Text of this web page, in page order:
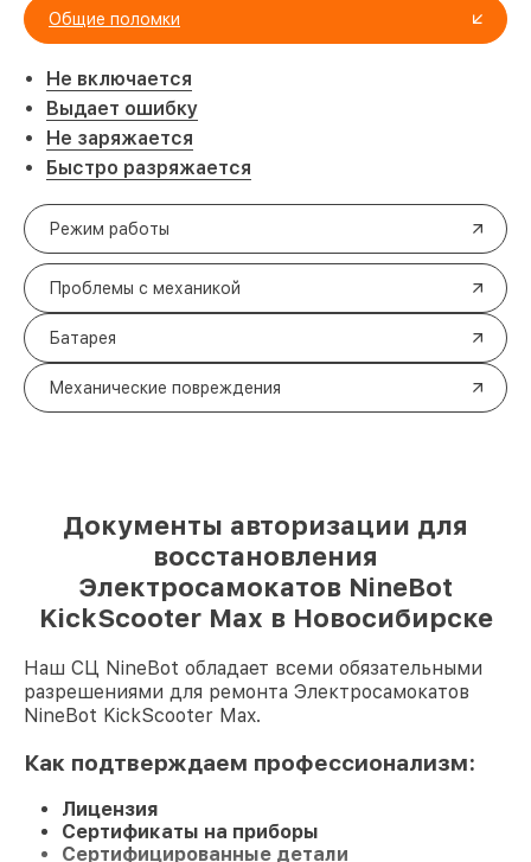
Общие поломки
Не включается
Выдает ошибку
Не заряжается
Быстро разряжается
Режим работы
Проблемы с механикой
Батарея
Механические повреждения
Документы авторизации для
восстановления
Электросамокатов NineBot
KickScooter Max в Новосибирске
Наш СЦ NineBot обладает всеми обязательными
разрешениями для ремонта Электросамокатов
NineBot KickScooter Max.
Как подтверждаем профессионализм:
Лицензия
Сертификаты на приборы
Сертифицированные детали